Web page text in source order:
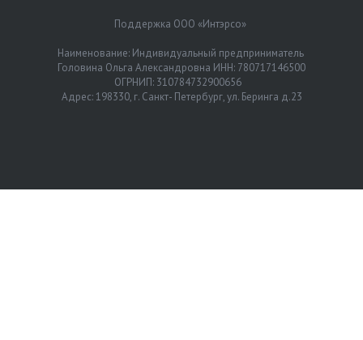
Поддержка ООО «Интэрсо»
Наименование: Индивидуальный предприниматель
Головина Ольга Александровна ИНН: 780717146500
ОГРНИП: 310784732900656
Адрес: 198330, г. Санкт- Петербург, ул. Беринга д.23